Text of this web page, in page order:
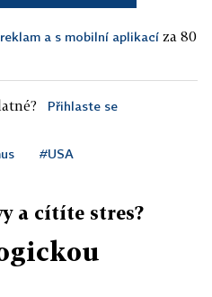
a s mobilní aplikací za 80
Přihlaste se
#USA
a cítíte stres?